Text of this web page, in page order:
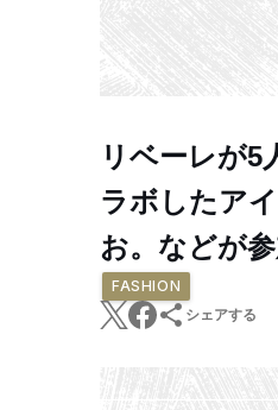
リベーレが5
ラボしたア
お。などが
FASHION
シェアする